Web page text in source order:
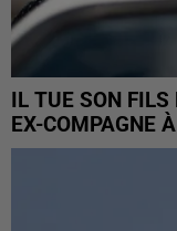
IL TUE SON
EX-COMPAGNE